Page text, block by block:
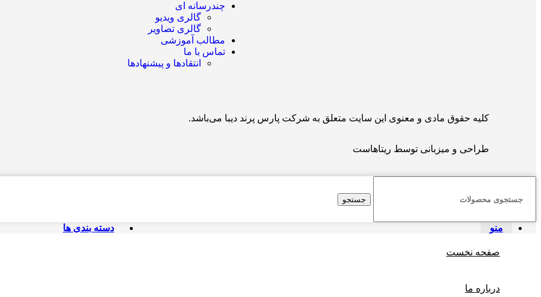
چندرسانه ای
گالری ویدیو
گالری تصاویر
مطالب آموزشی
تماس با ما
انتقادها و پیشنهادها
کلیه حقوق مادی و معنوی این سایت متعلق به شرکت پارس پرند دیبا می‌باشد.
طراحی و میزبانی توسط ریتاهاست
جستجو
منو دسته بندی ها
صفحه نخست
درباره ما